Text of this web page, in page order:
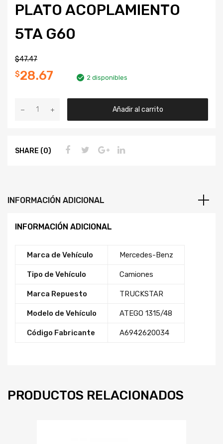
PLATO ACOPLAMIENTO
5TA G60
$47.47
$28.67 2 disponibles
Añadir al carrito
SHARE (0)
INFORMACIÓN ADICIONAL
INFORMACIÓN ADICIONAL
Marca de Vehículo Mercedes-Benz
Tipo de Vehículo Camiones
Marca Repuesto TRUCKSTAR
Modelo de Vehículo ATEGO 1315/48
Código Fabricante A6942620034
PRODUCTOS RELACIONADOS